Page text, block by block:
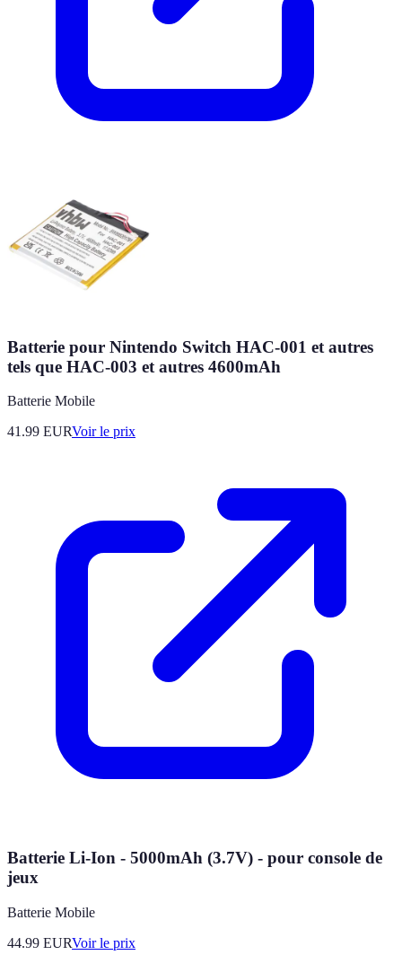
Batterie pour Nintendo Switch HAC-001 et autres
tels que HAC-003 et autres 4600mAh
Batterie Mobile
41.99 EURVoir le prix
Batterie Li-Ion - 5000mAh (3.7V) - pour console de
jeux
Batterie Mobile
44.99 EURVoir le prix